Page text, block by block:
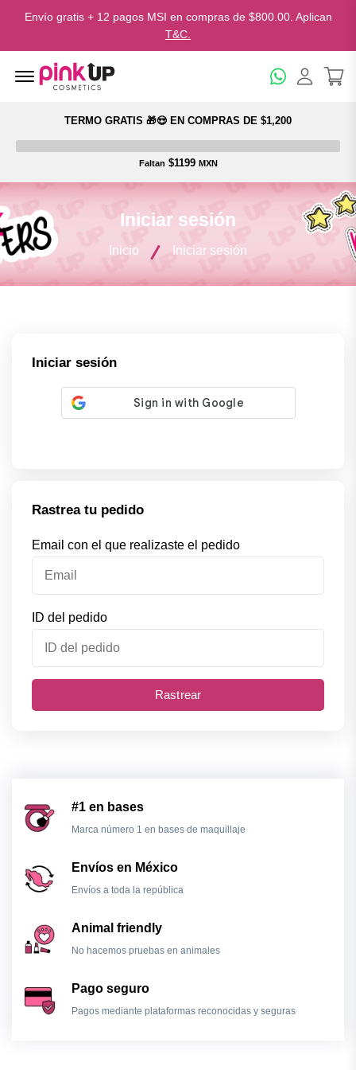
Envío gratis + 12 pagos MSI en compras de $800.00. Aplican
T&C.
Menu Open
TERMO GRATIS 🎁😍 EN COMPRAS DE $1,200
Faltan $1199 MXN
Iniciar sesión
Inicio Iniciar sesión
Iniciar sesión
Rastrea tu pedido
Email con el que realizaste el pedido
ID del pedido
Rastrear
#1 en bases
Marca número 1 en bases de maquillaje
Envíos en México
Envíos a toda la república
Animal friendly
No hacemos pruebas en animales
Pago seguro
Pagos mediante plataformas reconocidas y seguras